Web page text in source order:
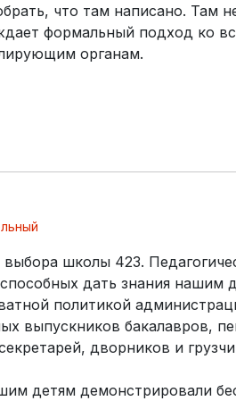
что там написано. Там
формальный подход ко
органам.
школы 423.
дать знания нашим
политикой
выпускников бакалавров,
дворников и
детям демонстрировали